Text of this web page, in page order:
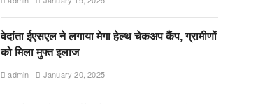
वेदांता ईएसएल ने लगाया मेगा हेल्थ चेकअप कैंप, ग्रामीणों
को मिला मुफ्त इलाज
admin January 20, 2025